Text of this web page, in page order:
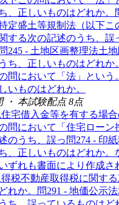
、正しいものはどれか。
定盛土等規制法（以下こ
する次の記述のうち、誤
問245 - 土地区画整理法土
ち、正しいものはどれか。
問において「法」という
いものはどれか。
・ 本試験配点8点
住宅借入金等を有する場
問において「住宅ローン
のうち、誤っ 問274 - 印
、正しいものはどれか。
ずれも書面により作成さ
税不動産取得税に関する
れか。
問291 - 地価公示法